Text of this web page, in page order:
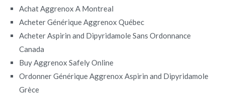
Achat Aggrenox A Montreal
Acheter Générique Aggrenox Québec
Acheter Aspirin and Dipyridamole Sans Ordonnance
Canada
Buy Aggrenox Safely Online
Ordonner Générique Aggrenox Aspirin and Dipyridamole
Grèce